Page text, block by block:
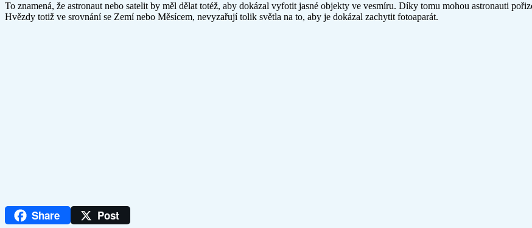
To znamená, že astronaut nebo satelit by měl dělat totéž, aby dokázal vyfotit jasné objekty ve vesmíru. Díky tomu mohou astronauti
Hvězdy totiž ve srovnání se Zemí nebo Měsícem, nevyzařují tolik světla na to, aby je dokázal zachytit fotoaparát.
Share Post